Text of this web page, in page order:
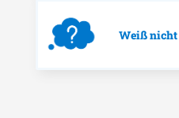
Weiß nicht